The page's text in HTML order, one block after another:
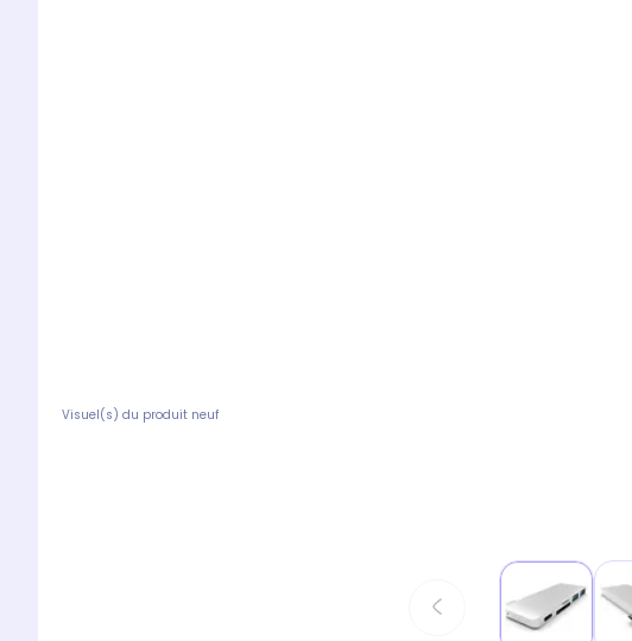
Visuel(s) du produit neuf